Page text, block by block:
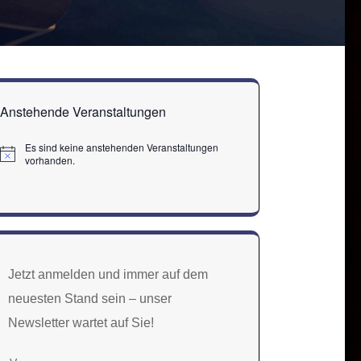
Anstehende Veranstaltungen
Hinweis
Es sind keine anstehenden Veranstaltungen
vorhanden.
Jetzt anmelden und immer auf dem
neuesten Stand sein – unser
Newsletter wartet auf Sie!